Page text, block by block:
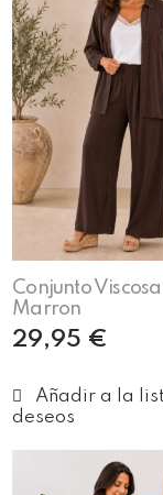
Conjunto Viscosa
Marron
29,95 €